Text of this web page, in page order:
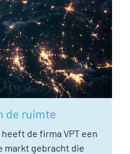
de ruimte
de firma VPT een
markt gebracht die